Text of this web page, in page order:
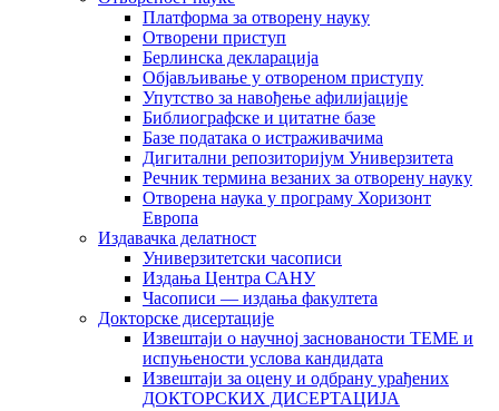
Платформа за отворену науку
Отворени приступ
Берлинска декларација
Објављивање у отвореном приступу
Упутство за навођење афилијације
Библиографске и цитатне базе
Базе података о истраживачима
Дигитални репозиторијум Универзитета
Рeчник термина везаних за отворену науку
Отворена наука у програму Хоризонт
Европа
Издавачка делатност
Универзитетски часописи
Издања Центра САНУ
Часописи — издања факултета
Докторске дисертације
Извештаји о научној заснованости ТЕМЕ и
испуњености услова кандидата
Извештаји за оцену и одбрану урађених
ДОКТОРСКИХ ДИСЕРТАЦИЈА